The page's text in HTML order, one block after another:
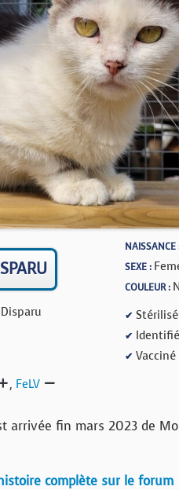
Disparu
NAISSANCE
SEXE :
COULEUR :
✔ Stérilisé
✔ Identifié
✔ Vacciné
, FeLV
arrivée fin mars 2023 de
complète sur le forum